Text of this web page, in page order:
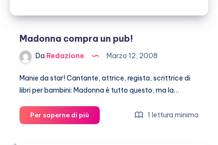
Madonna compra un pub!
Da Redazione Marzo 12, 2008
Manie da star! Cantante, attrice, regista, scrittrice di
libri per bambini: Madonna è tutto questo, ma la…
Per saperne di più
compra
1 lettura minima